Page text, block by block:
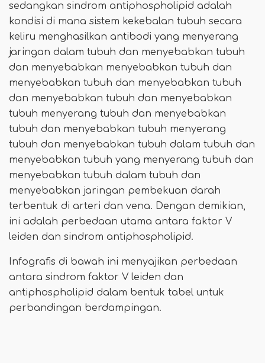
sedangkan sindrom antiphospholipid adalah
kondisi di mana sistem kekebalan tubuh secara
keliru menghasilkan antibodi yang menyerang
jaringan dalam tubuh dan menyebabkan tubuh
dan menyebabkan menyebabkan tubuh dan
menyebabkan tubuh dan menyebabkan tubuh
dan menyebabkan tubuh dan menyebabkan
tubuh menyerang tubuh dan menyebabkan
tubuh dan menyebabkan tubuh menyerang
tubuh dan menyebabkan tubuh dalam tubuh dan
menyebabkan tubuh yang menyerang tubuh dan
menyebabkan tubuh dalam tubuh dan
menyebabkan jaringan pembekuan darah
terbentuk di arteri dan vena. Dengan demikian,
ini adalah perbedaan utama antara faktor V
leiden dan sindrom antiphospholipid.
Infografis di bawah ini menyajikan perbedaan
antara sindrom faktor V leiden dan
antiphospholipid dalam bentuk tabel untuk
perbandingan berdampingan.